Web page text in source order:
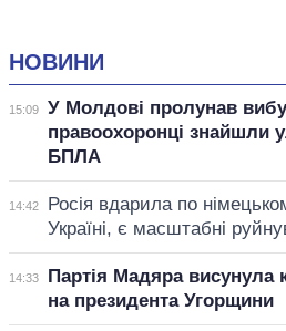
НОВИНИ
15:09
У Молдові пролунав
правоохоронці знайшли
БПЛА
14:42
Росія вдарила по
Україні, є масштабні
14:33
Партія Мадяра висунула
на президента Угорщини